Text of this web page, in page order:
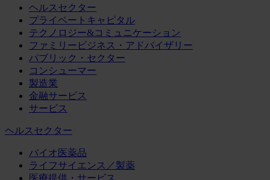
ヘルスセクター
プライベートキャピタル
テクノロジー&コミュニケーション
ファミリービジネス・アドバイザリー
パブリック・セクター
コンシューマー
製造業
金融サービス
サービス
ヘルスセクター
バイオ医薬品
ライフサイエンス／製薬
医療提供・サービス